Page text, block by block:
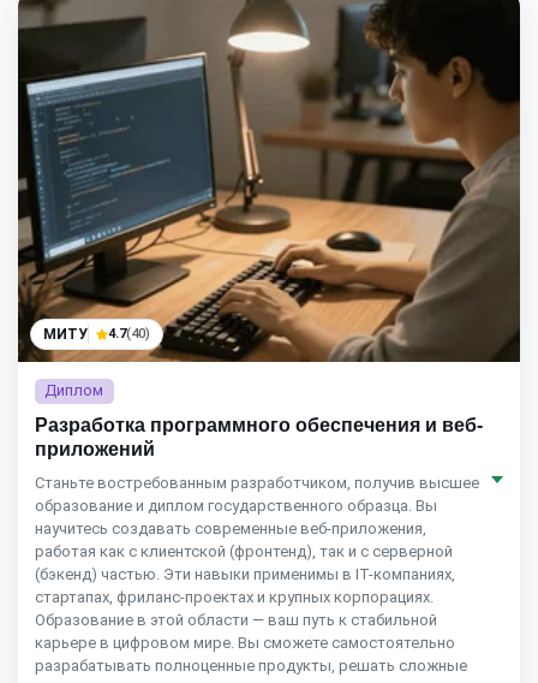
МИТУ 4.7(40)
Диплом
Разработка программного обеспечения и веб-
приложений
Станьте востребованным разработчиком, получив высшее
образование и диплом государственного образца. Вы
научитесь создавать современные веб-приложения,
работая как с клиентской (фронтенд), так и с серверной
(бэкенд) частью. Эти навыки применимы в IT-компаниях,
стартапах, фриланс-проектах и крупных корпорациях.
Образование в этой области — ваш путь к стабильной
карьере в цифровом мире. Вы сможете самостоятельно
разрабатывать полноценные продукты, решать сложные